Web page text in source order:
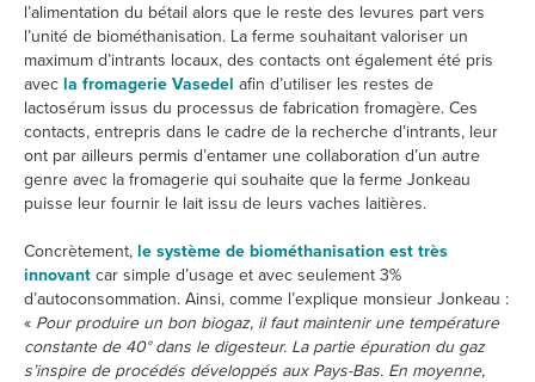
l’alimentation du bétail alors que le reste des levures part vers
l’unité de biométhanisation. La ferme souhaitant valoriser un
maximum d’intrants locaux, des contacts ont également été pris
avec la fromagerie Vasedel afin d’utiliser les restes de
lactosérum issus du processus de fabrication fromagère. Ces
contacts, entrepris dans le cadre de la recherche d’intrants, leur
ont par ailleurs permis d’entamer une collaboration d’un autre
genre avec la fromagerie qui souhaite que la ferme Jonkeau
puisse leur fournir le lait issu de leurs vaches laitières.
Concrètement, le système de biométhanisation est très
innovant car simple d’usage et avec seulement 3%
d’autoconsommation. Ainsi, comme l’explique monsieur Jonkeau :
« Pour produire un bon biogaz, il faut maintenir une température
constante de 40° dans le digesteur. La partie épuration du gaz
s’inspire de procédés développés aux Pays-Bas. En moyenne,